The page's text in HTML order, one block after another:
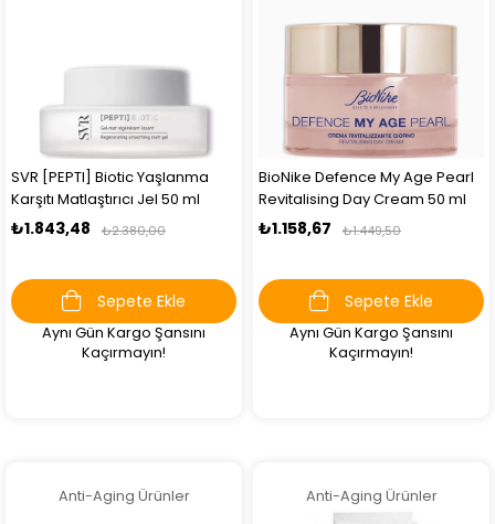
SVR [PEPTI] Biotic Yaşlanma
Karşıtı Matlaştırıcı Jel 50 ml
₺1.843,48 ₺2.380,00
Sepete Ekle
Aynı Gün Kargo Şansını
Kaçırmayın!
BioNike Defence My Age Pearl
Revitalising Day Cream 50 ml
₺1.158,67 ₺1.449,50
Sepete Ekle
Aynı Gün Kargo Şansını
Kaçırmayın!
Anti-Aging Ürünler Anti-Aging Ürünler